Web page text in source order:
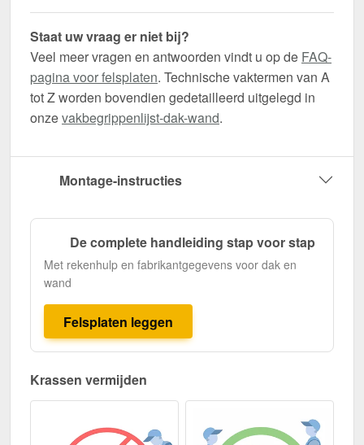
Staat uw vraag er niet bij?
Veel meer vragen en antwoorden vindt u op de FAQ-
pagina voor felsplaten. Technische vaktermen van A
tot Z worden bovendien gedetailleerd uitgelegd in
onzevakbegrippenlijst-dak-wand.
Montage-instructies
De complete handleiding stap voor stap
Met rekenhulp en fabrikantgegevens voor dak en
wand
Felsplaten leggen
Krassen vermijden